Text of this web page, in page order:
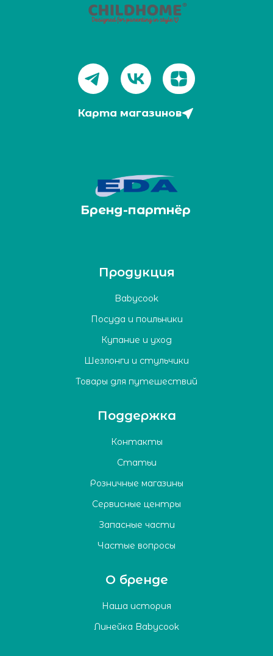
Карта магазинов
Бренд-партнёр
Продукция
Babycook
Посуда и поильники
Купание и уход
Шезлонги и стульчики
Товары для путешествий
Поддержка
Контакты
Статьи
Розничные магазины
Сервисные центры
Запасные части
Частые вопросы
О бренде
Наша история
Линейка Babycook